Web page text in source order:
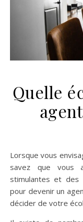
Quelle
Lorsque vous envisagez de devenir agent immobilier, vous
savez que vous
stimulantes et des
pour devenir un
décider de votre